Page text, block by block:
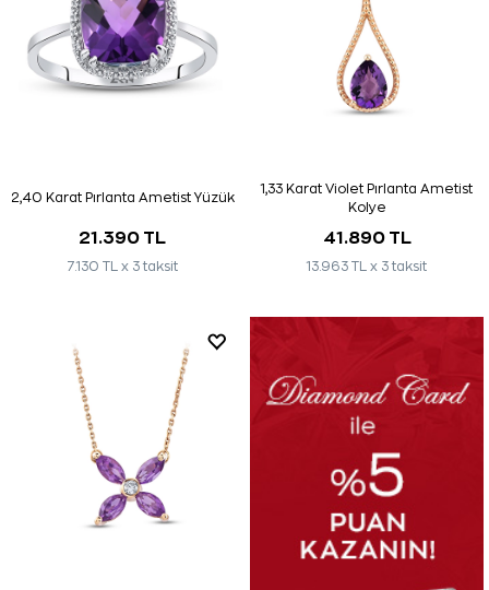
2,40 Karat Pırlanta Ametist Yüzük
21.390 TL
7.130 TL x 3 taksit
1,33 Karat Violet Pırlanta Ametist
Kolye
41.890 TL
13.963 TL x 3 taksit